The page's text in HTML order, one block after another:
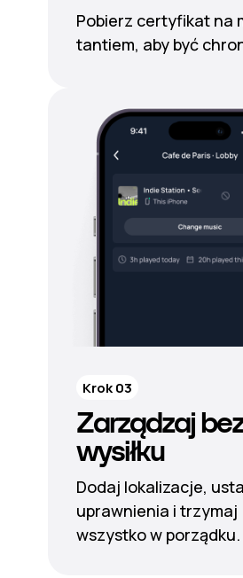
Pobierz certyfikat na
tantiem, aby być
Zarządzaj bez
wysiłku
Dodaj lokalizacje,
uprawnienia i trzymaj
wszystko w porządku.
Krok 03